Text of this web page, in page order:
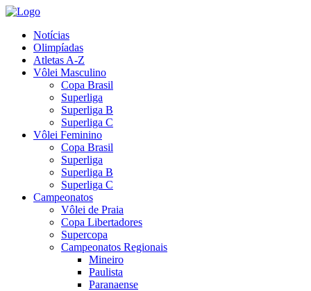
Notícias
Olimpíadas
Atletas A-Z
Vôlei Masculino
Copa Brasil
Superliga
Superliga B
Superliga C
Vôlei Feminino
Copa Brasil
Superliga
Superliga B
Superliga C
Campeonatos
Vôlei de Praia
Copa Libertadores
Supercopa
Campeonatos Regionais
Mineiro
Paulista
Paranaense